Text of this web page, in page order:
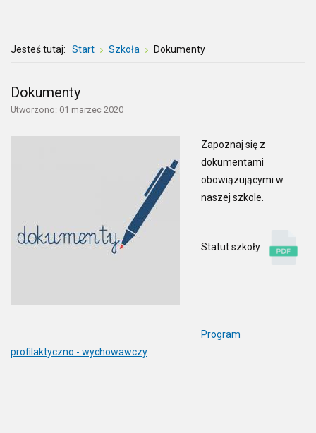
Jesteś tutaj: Start Szkoła Dokumenty
Dokumenty
Utworzono: 01 marzec 2020
Zapoznaj się z
dokumentami
obowiązującymi w
naszej szkole.
Statut szkoły
Program
profilaktyczno - wychowawczy